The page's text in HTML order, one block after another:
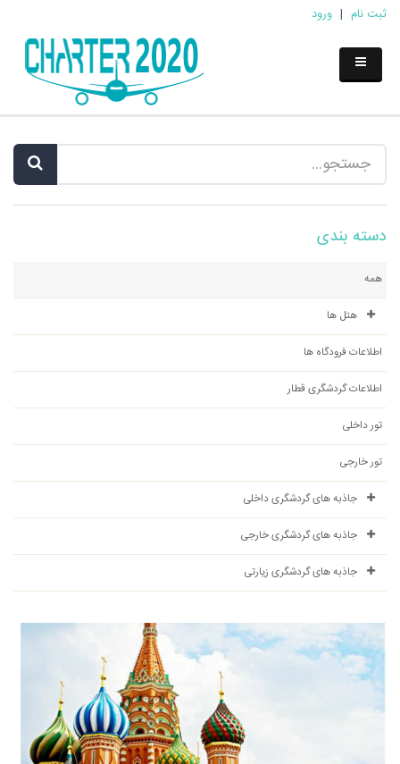
ثبت نام | ورود
دسته بندی
همه
هتل ها
اطلاعات فرودگاه ها
اطلاعات گردشگری قطار
تور داخلی
تور خارجی
جاذبه های گردشگری داخلی
جاذبه های گردشگری خارجی
جاذبه های گردشگری زیارتی